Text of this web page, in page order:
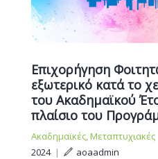
Επιχορήγηση
εξωτερικό κατά το
του Ακαδημαϊκού
πλαίσιο του
Ακαδημαϊκές,Μεταπτυχιακές
2024| aoaadmin